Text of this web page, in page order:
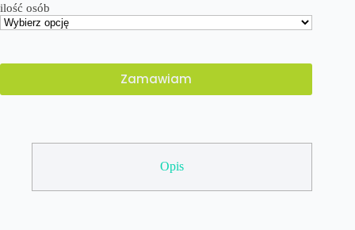
ilość osób
Zamawiam
Opis